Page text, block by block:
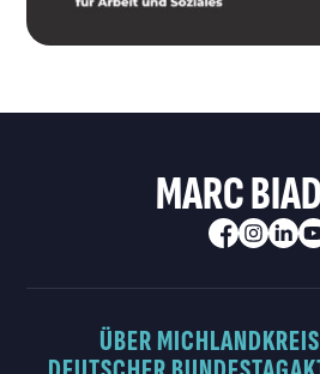
MARC
ÜBER MICH